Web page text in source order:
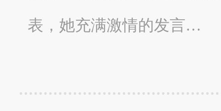
表，她充满激情的发言…